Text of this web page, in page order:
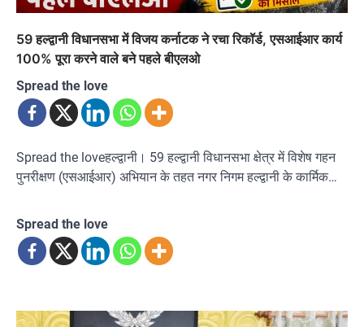
59 हल्द्वानी विधानसभा में विजय कर्नाटक ने रचा रिकॉर्ड, एसआईआर कार्य
100% पूरा करने वाले बने पहले बीएलओ
Spread the love
Spread the loveहल्द्वानी। 59 हल्द्वानी विधानसभा क्षेत्र में विशेष गहन
पुनरीक्षण (एसआईआर) अभियान के तहत नगर निगम हल्द्वानी के कार्मिक…
Spread the love